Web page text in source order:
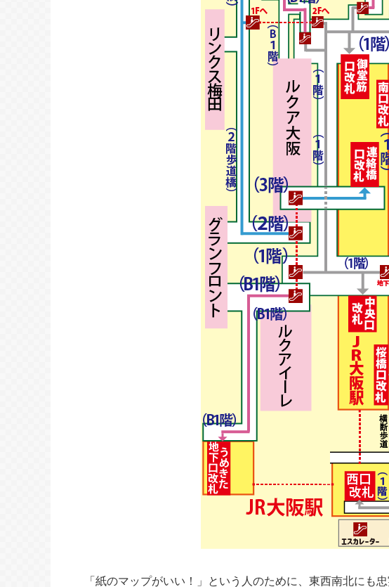
「紙のマップがいい！」という人のために、東西南北にも